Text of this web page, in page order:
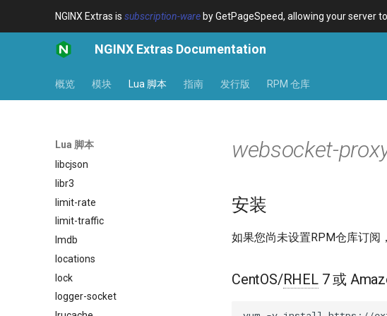
NGINX Extras is subscription-ware by GetPageSpeed, allowing your server
NGINX Extras Documentation
概览 模块 Lua 脚本 指南 发行版 RPM 仓库
Lua 脚本
iputils
jit-uuid
jq
jump-consistent-hash
kafka
libcjson
libr3
limit-rate
limit-traffic
lmdb
locations
lock
logger-socket
websocket-
安装
如果您尚未设置RPM仓库订阅
CentOS/RHEL7 或